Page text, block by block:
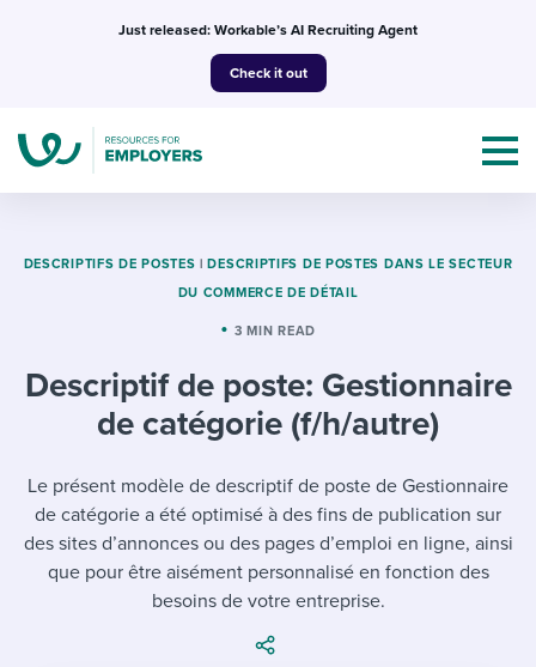
Just released: Workable’s AI Recruiting Agent
Check it out
Topics
Mobilizing AI in my work
Evaluating candidates
Working together with others
Maintaining hiring pipelines
Templates & Guides
Job description templates
Interview question templates
Policy templates
I’m a jobseeker
I WANT TO LEARN ABOUT...
Applying for a job
Interview process
Attend webinars & events
Workable customer stories
Explore Workable
DESCRIPTIFS DE POSTES | DESCRIPTIFS DE POSTES DANS LE SECTEUR
DU COMMERCE DE DÉTAIL
3 MIN READ
Descriptif de poste: Gestionnaire
de catégorie (f/h/autre)
Le présent modèle de descriptif de poste de Gestionnaire
de catégorie a été optimisé à des fins de publication sur
des sites d’annonces ou des pages d’emploi en ligne, ainsi
que pour être aisément personnalisé en fonction des
besoins de votre entreprise.